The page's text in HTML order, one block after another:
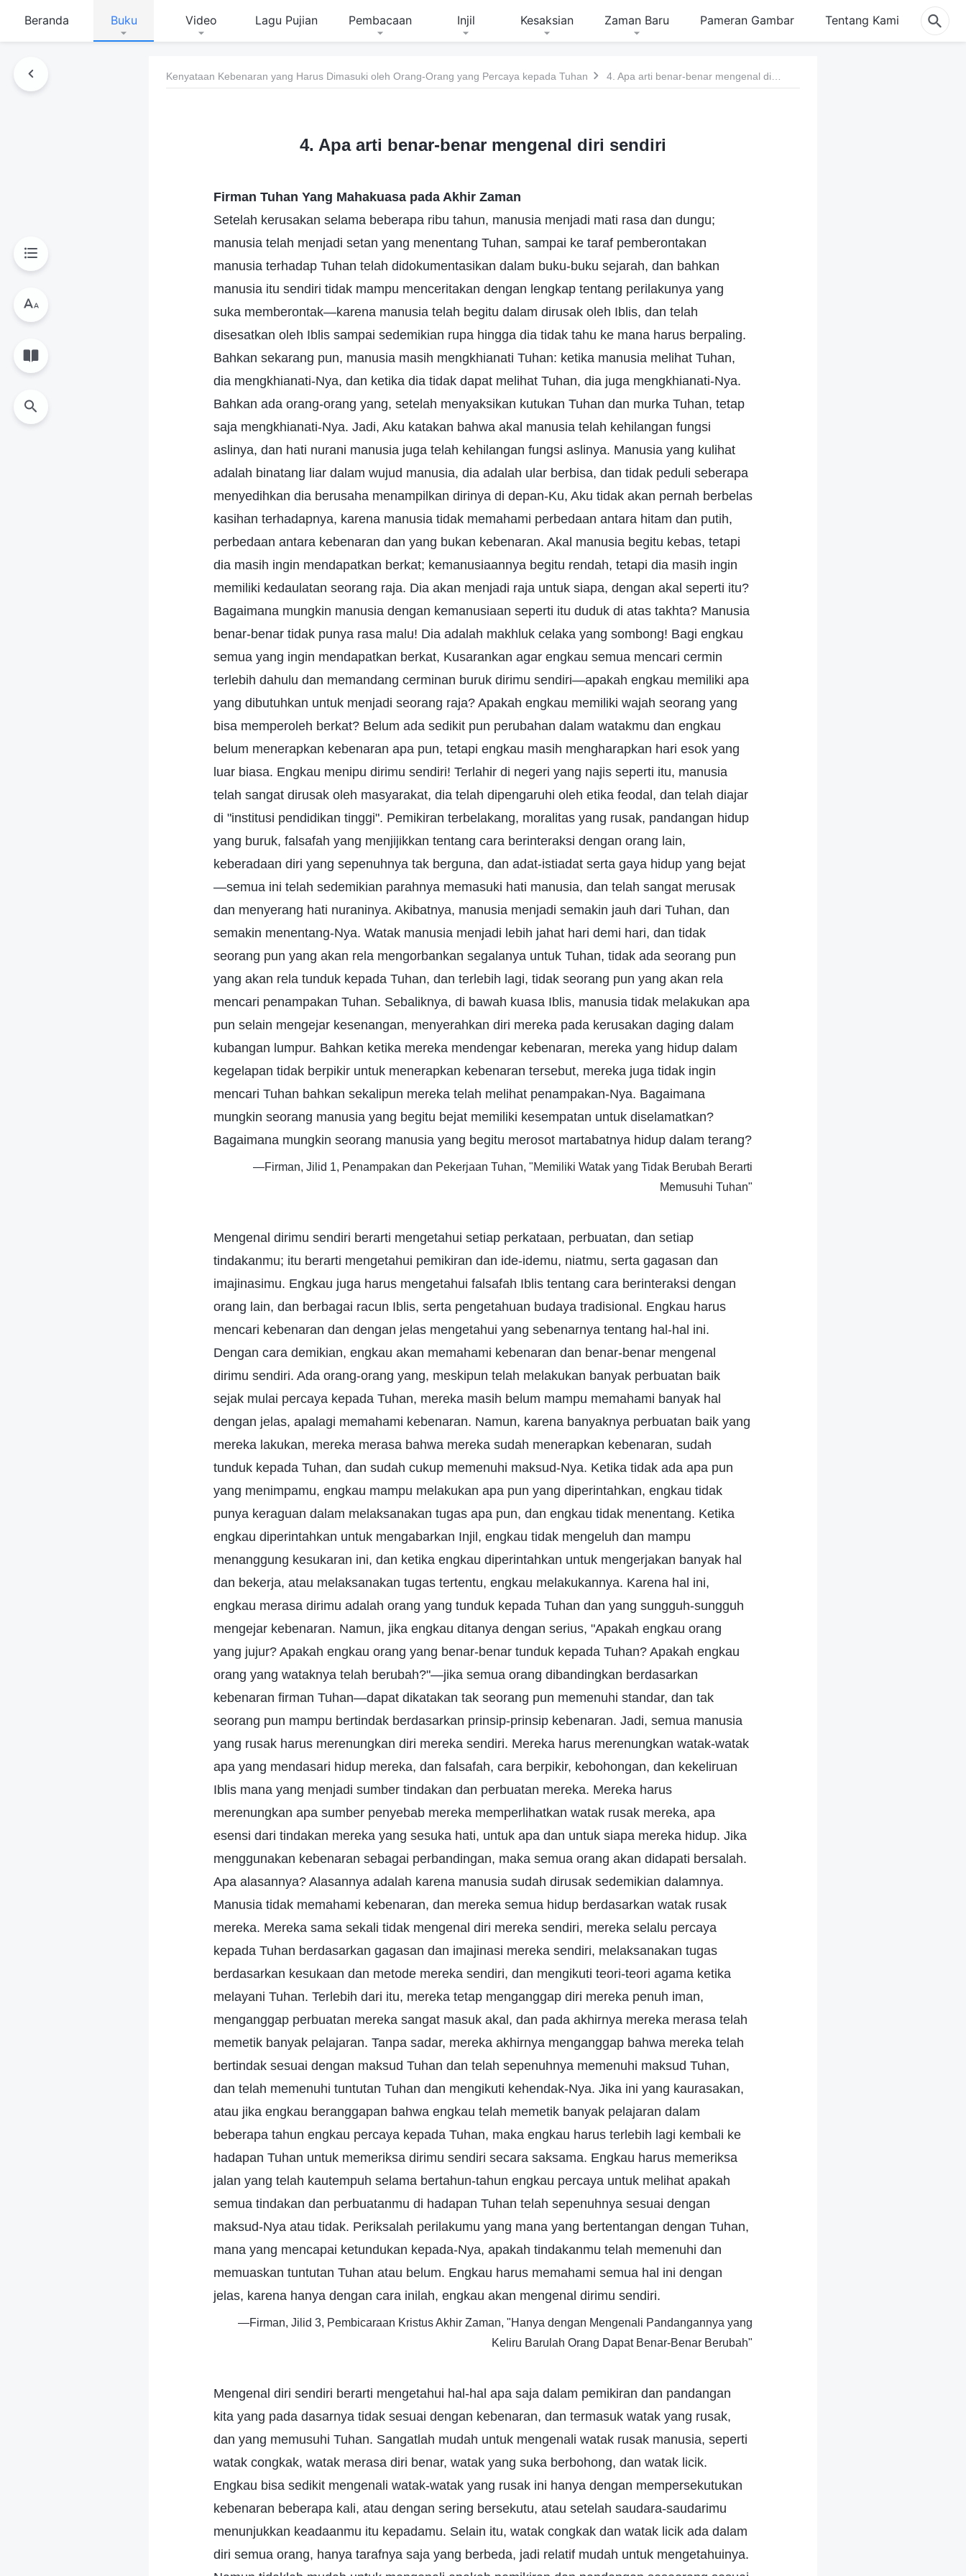
Beranda Buku Video Lagu Pujian Pembacaan Injil Kesaksian Zaman Baru Pameran Gambar Tentang Kami
Kenyataan Kebenaran yang Harus Dimasuki oleh Orang-Orang yang Percaya kepada Tuhan
4. Apa arti benar-benar mengenal diri sendiri
Firman Tuhan Yang Mahakuasa pada Akhir Zaman
Setelah kerusakan selama beberapa ribu tahun, manusia menjadi mati rasa dan dungu;
manusia telah menjadi setan yang menentang Tuhan, sampai ke taraf pemberontakan
manusia terhadap Tuhan telah didokumentasikan dalam buku-buku sejarah, dan bahkan
manusia itu sendiri tidak mampu menceritakan dengan lengkap tentang perilakunya yang
suka memberontak—karena manusia telah begitu dalam dirusak oleh Iblis, dan telah
disesatkan oleh Iblis sampai sedemikian rupa hingga dia tidak tahu ke mana harus berpaling.
Bahkan sekarang pun, manusia masih mengkhianati Tuhan: ketika manusia melihat Tuhan,
dia mengkhianati-Nya, dan ketika dia tidak dapat melihat Tuhan, dia juga mengkhianati-Nya.
Bahkan ada orang-orang yang, setelah menyaksikan kutukan Tuhan dan murka Tuhan, tetap
saja mengkhianati-Nya. Jadi, Aku katakan bahwa akal manusia telah kehilangan fungsi
aslinya, dan hati nurani manusia juga telah kehilangan fungsi aslinya. Manusia yang kulihat
adalah binatang liar dalam wujud manusia, dia adalah ular berbisa, dan tidak peduli seberapa
menyedihkan dia berusaha menampilkan dirinya di depan-Ku, Aku tidak akan pernah berbelas
kasihan terhadapnya, karena manusia tidak memahami perbedaan antara hitam dan putih,
perbedaan antara kebenaran dan yang bukan kebenaran. Akal manusia begitu kebas, tetapi
dia masih ingin mendapatkan berkat; kemanusiaannya begitu rendah, tetapi dia masih ingin
memiliki kedaulatan seorang raja. Dia akan menjadi raja untuk siapa, dengan akal seperti itu?
Bagaimana mungkin manusia dengan kemanusiaan seperti itu duduk di atas takhta? Manusia
benar-benar tidak punya rasa malu! Dia adalah makhluk celaka yang sombong! Bagi engkau
semua yang ingin mendapatkan berkat, Kusarankan agar engkau semua mencari cermin
terlebih dahulu dan memandang cerminan buruk dirimu sendiri—apakah engkau memiliki apa
yang dibutuhkan untuk menjadi seorang raja? Apakah engkau memiliki wajah seorang yang
bisa memperoleh berkat? Belum ada sedikit pun perubahan dalam watakmu dan engkau
belum menerapkan kebenaran apa pun, tetapi engkau masih mengharapkan hari esok yang
luar biasa. Engkau menipu dirimu sendiri! Terlahir di negeri yang najis seperti itu, manusia
telah sangat dirusak oleh masyarakat, dia telah dipengaruhi oleh etika feodal, dan telah diajar
di "institusi pendidikan tinggi". Pemikiran terbelakang, moralitas yang rusak, pandangan hidup
yang buruk, falsafah yang menjijikkan tentang cara berinteraksi dengan orang lain,
keberadaan diri yang sepenuhnya tak berguna, dan adat-istiadat serta gaya hidup yang bejat
—semua ini telah sedemikian parahnya memasuki hati manusia, dan telah sangat merusak
dan menyerang hati nuraninya. Akibatnya, manusia menjadi semakin jauh dari Tuhan, dan
semakin menentang-Nya. Watak manusia menjadi lebih jahat hari demi hari, dan tidak
seorang pun yang akan rela mengorbankan segalanya untuk Tuhan, tidak ada seorang pun
yang akan rela tunduk kepada Tuhan, dan terlebih lagi, tidak seorang pun yang akan rela
mencari penampakan Tuhan. Sebaliknya, di bawah kuasa Iblis, manusia tidak melakukan apa
pun selain mengejar kesenangan, menyerahkan diri mereka pada kerusakan daging dalam
kubangan lumpur. Bahkan ketika mereka mendengar kebenaran, mereka yang hidup dalam
kegelapan tidak berpikir untuk menerapkan kebenaran tersebut, mereka juga tidak ingin
mencari Tuhan bahkan sekalipun mereka telah melihat penampakan-Nya. Bagaimana
mungkin seorang manusia yang begitu bejat memiliki kesempatan untuk diselamatkan?
Bagaimana mungkin seorang manusia yang begitu merosot martabatnya hidup dalam terang?
—Firman, Jilid 1, Penampakan dan Pekerjaan Tuhan, "Memiliki Watak yang Tidak Berubah Berarti
Memusuhi Tuhan"
Mengenal dirimu sendiri berarti mengetahui setiap perkataan, perbuatan, dan setiap
tindakanmu; itu berarti mengetahui pemikiran dan ide-idemu, niatmu, serta gagasan dan
imajinasimu. Engkau juga harus mengetahui falsafah Iblis tentang cara berinteraksi dengan
orang lain, dan berbagai racun Iblis, serta pengetahuan budaya tradisional. Engkau harus
mencari kebenaran dan dengan jelas mengetahui yang sebenarnya tentang hal-hal ini.
Dengan cara demikian, engkau akan memahami kebenaran dan benar-benar mengenal
dirimu sendiri. Ada orang-orang yang, meskipun telah melakukan banyak perbuatan baik
sejak mulai percaya kepada Tuhan, mereka masih belum mampu memahami banyak hal
dengan jelas, apalagi memahami kebenaran. Namun, karena banyaknya perbuatan baik yang
mereka lakukan, mereka merasa bahwa mereka sudah menerapkan kebenaran, sudah
tunduk kepada Tuhan, dan sudah cukup memenuhi maksud-Nya. Ketika tidak ada apa pun
yang menimpamu, engkau mampu melakukan apa pun yang diperintahkan, engkau tidak
punya keraguan dalam melaksanakan tugas apa pun, dan engkau tidak menentang. Ketika
engkau diperintahkan untuk mengabarkan Injil, engkau tidak mengeluh dan mampu
menanggung kesukaran ini, dan ketika engkau diperintahkan untuk mengerjakan banyak hal
dan bekerja, atau melaksanakan tugas tertentu, engkau melakukannya. Karena hal ini,
engkau merasa dirimu adalah orang yang tunduk kepada Tuhan dan yang sungguh-sungguh
mengejar kebenaran. Namun, jika engkau ditanya dengan serius, "Apakah engkau orang
yang jujur? Apakah engkau orang yang benar-benar tunduk kepada Tuhan? Apakah engkau
orang yang wataknya telah berubah?"—jika semua orang dibandingkan berdasarkan
kebenaran firman Tuhan—dapat dikatakan tak seorang pun memenuhi standar, dan tak
seorang pun mampu bertindak berdasarkan prinsip-prinsip kebenaran. Jadi, semua manusia
yang rusak harus merenungkan diri mereka sendiri. Mereka harus merenungkan watak-watak
apa yang mendasari hidup mereka, dan falsafah, cara berpikir, kebohongan, dan kekeliruan
Iblis mana yang menjadi sumber tindakan dan perbuatan mereka. Mereka harus
merenungkan apa sumber penyebab mereka memperlihatkan watak rusak mereka, apa
esensi dari tindakan mereka yang sesuka hati, untuk apa dan untuk siapa mereka hidup. Jika
menggunakan kebenaran sebagai perbandingan, maka semua orang akan didapati bersalah.
Apa alasannya? Alasannya adalah karena manusia sudah dirusak sedemikian dalamnya.
Manusia tidak memahami kebenaran, dan mereka semua hidup berdasarkan watak rusak
mereka. Mereka sama sekali tidak mengenal diri mereka sendiri, mereka selalu percaya
kepada Tuhan berdasarkan gagasan dan imajinasi mereka sendiri, melaksanakan tugas
berdasarkan kesukaan dan metode mereka sendiri, dan mengikuti teori-teori agama ketika
melayani Tuhan. Terlebih dari itu, mereka tetap menganggap diri mereka penuh iman,
menganggap perbuatan mereka sangat masuk akal, dan pada akhirnya mereka merasa telah
memetik banyak pelajaran. Tanpa sadar, mereka akhirnya menganggap bahwa mereka telah
bertindak sesuai dengan maksud Tuhan dan telah sepenuhnya memenuhi maksud Tuhan,
dan telah memenuhi tuntutan Tuhan dan mengikuti kehendak-Nya. Jika ini yang kaurasakan,
atau jika engkau beranggapan bahwa engkau telah memetik banyak pelajaran dalam
beberapa tahun engkau percaya kepada Tuhan, maka engkau harus terlebih lagi kembali ke
hadapan Tuhan untuk memeriksa dirimu sendiri secara saksama. Engkau harus memeriksa
jalan yang telah kautempuh selama bertahun-tahun engkau percaya untuk melihat apakah
semua tindakan dan perbuatanmu di hadapan Tuhan telah sepenuhnya sesuai dengan
maksud-Nya atau tidak. Periksalah perilakumu yang mana yang bertentangan dengan Tuhan,
mana yang mencapai ketundukan kepada-Nya, apakah tindakanmu telah memenuhi dan
memuaskan tuntutan Tuhan atau belum. Engkau harus memahami semua hal ini dengan
jelas, karena hanya dengan cara inilah, engkau akan mengenal dirimu sendiri.
—Firman, Jilid 3, Pembicaraan Kristus Akhir Zaman, "Hanya dengan Mengenali Pandangannya yang
Keliru Barulah Orang Dapat Benar-Benar Berubah"
Mengenal diri sendiri berarti mengetahui hal-hal apa saja dalam pemikiran dan pandangan
kita yang pada dasarnya tidak sesuai dengan kebenaran, dan termasuk watak yang rusak,
dan yang memusuhi Tuhan. Sangatlah mudah untuk mengenali watak rusak manusia, seperti
watak congkak, watak merasa diri benar, watak yang suka berbohong, dan watak licik.
Engkau bisa sedikit mengenali watak-watak yang rusak ini hanya dengan mempersekutukan
kebenaran beberapa kali, atau dengan sering bersekutu, atau setelah saudara-saudarimu
menunjukkan keadaanmu itu kepadamu. Selain itu, watak congkak dan watak licik ada dalam
diri semua orang, hanya tarafnya saja yang berbeda, jadi relatif mudah untuk mengetahuinya.